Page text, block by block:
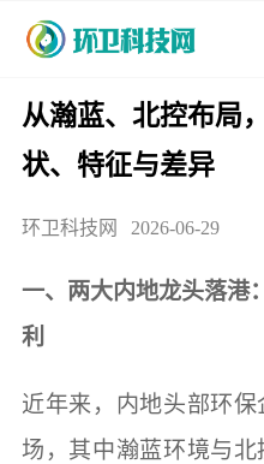
从瀚蓝、北控布局
状、特征与差异
环卫科技网 2026-06-29
一、两大内地龙头落港
利
近年来，内地头部环
场，其中瀚蓝环境与